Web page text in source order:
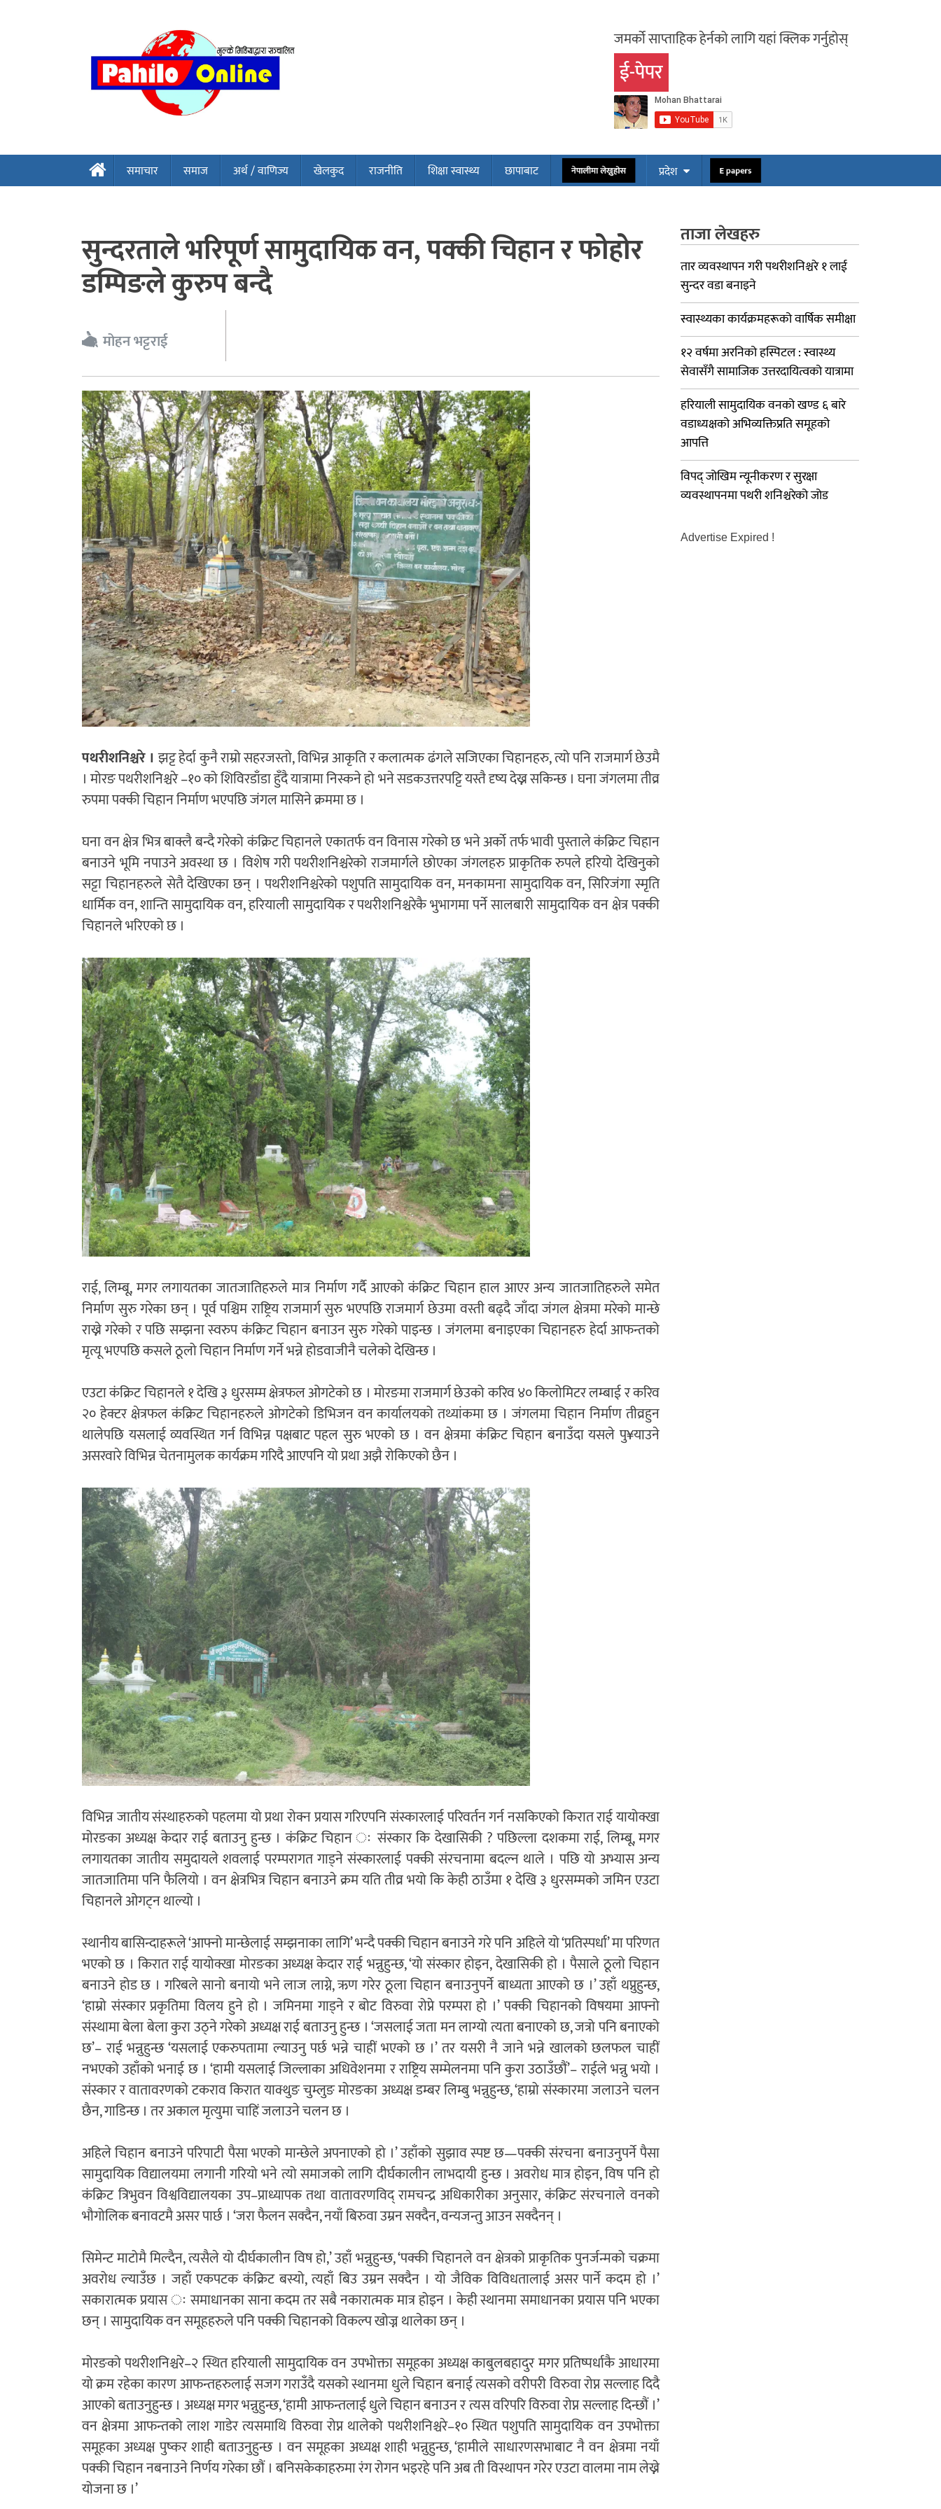
जमर्को साप्ताहिक हेर्नको लागि यहां क्लिक गर्नुहोस्
ई-पेपर
समाचार समाज अर्थ / वाणिज्य खेलकुद राजनीति शिक्षा स्वास्थ्य छापाबाट नेपालीमा लेख्नुहोस प्रदेश E papers
सुन्दरताले भरिपूर्ण सामुदायिक वन, पक्की चिहान र फोहोर
डम्पिङले कुरुप बन्दै
मोहन भट्टराई
पथरीशनिश्चरे । झट्ट हेर्दा कुनै राम्रो सहरजस्तो, विभिन्न आकृति र कलात्मक ढंगले सजिएका चिहानहरु, त्यो पनि राजमार्ग छेउमै
। मोरङ पथरीशनिश्चरे –१० को शिविरडाँडा हुँदै यात्रामा निस्कने हो भने सडकउत्तरपट्टि यस्तै दृष्य देख्न सकिन्छ । घना जंगलमा तीव्र
रुपमा पक्की चिहान निर्माण भएपछि जंगल मासिने क्रममा छ ।
घना वन क्षेत्र भित्र बाक्लै बन्दै गरेको कंक्रिट चिहानले एकातर्फ वन विनास गरेको छ भने अर्को तर्फ भावी पुस्ताले कंक्रिट चिहान
बनाउने भूमि नपाउने अवस्था छ । विशेष गरी पथरीशनिश्चरेको राजमार्गले छोएका जंगलहरु प्राकृतिक रुपले हरियो देखिनुको
सट्टा चिहानहरुले सेतै देखिएका छन् । पथरीशनिश्चरेको पशुपति सामुदायिक वन, मनकामना सामुदायिक वन, सिरिजंगा स्मृति
धार्मिक वन, शान्ति सामुदायिक वन, हरियाली सामुदायिक र पथरीशनिश्चरेकै भुभागमा पर्ने सालबारी सामुदायिक वन क्षेत्र पक्की
चिहानले भरिएको छ ।
राई, लिम्बू, मगर लगायतका जातजातिहरुले मात्र निर्माण गर्दै आएको कंक्रिट चिहान हाल आएर अन्य जातजातिहरुले समेत
निर्माण सुरु गरेका छन् । पूर्व पश्चिम राष्ट्रिय राजमार्ग सुरु भएपछि राजमार्ग छेउमा वस्ती बढ्दै जाँदा जंगल क्षेत्रमा मरेको मान्छे
राख्ने गरेको र पछि सम्झना स्वरुप कंक्रिट चिहान बनाउन सुरु गरेको पाइन्छ । जंगलमा बनाइएका चिहानहरु हेर्दा आफन्तको
मृत्यू भएपछि कसले ठूलो चिहान निर्माण गर्ने भन्ने होडवाजीनै चलेको देखिन्छ ।
एउटा कंक्रिट चिहानले १ देखि ३ धुरसम्म क्षेत्रफल ओगटेको छ । मोरङमा राजमार्ग छेउको करिव ४० किलोमिटर लम्बाई र करिव
२० हेक्टर क्षेत्रफल कंक्रिट चिहानहरुले ओगटेको डिभिजन वन कार्यालयको तथ्यांकमा छ । जंगलमा चिहान निर्माण तीव्रहुन
थालेपछि यसलाई व्यवस्थित गर्न विभिन्न पक्षबाट पहल सुरु भएको छ । वन क्षेत्रमा कंक्रिट चिहान बनाउँदा यसले पु¥याउने
असरवारे विभिन्न चेतनामुलक कार्यक्रम गरिदै आएपनि यो प्रथा अझै रोकिएको छैन ।
विभिन्न जातीय संस्थाहरुको पहलमा यो प्रथा रोक्न प्रयास गरिएपनि संस्कारलाई परिवर्तन गर्न नसकिएको किरात राई यायोक्खा
मोरङका अध्यक्ष केदार राई बताउनु हुन्छ । कंक्रिट चिहान ः संस्कार कि देखासिकी ? पछिल्ला दशकमा राई, लिम्बू, मगर
लगायतका जातीय समुदायले शवलाई परम्परागत गाड्ने संस्कारलाई पक्की संरचनामा बदल्न थाले । पछि यो अभ्यास अन्य
जातजातिमा पनि फैलियो । वन क्षेत्रभित्र चिहान बनाउने क्रम यति तीव्र भयो कि केही ठाउँमा १ देखि ३ धुरसम्मको जमिन एउटा
चिहानले ओगट्न थाल्यो ।
स्थानीय बासिन्दाहरूले ‘आफ्नो मान्छेलाई सम्झनाका लागि’ भन्दै पक्की चिहान बनाउने गरे पनि अहिले यो ‘प्रतिस्पर्धा’ मा परिणत
भएको छ । किरात राई यायोक्खा मोरङका अध्यक्ष केदार राई भन्नुहुन्छ, ‘यो संस्कार होइन, देखासिकी हो । पैसाले ठूलो चिहान
बनाउने होड छ । गरिबले सानो बनायो भने लाज लाग्ने, ऋण गरेर ठूला चिहान बनाउनुपर्ने बाध्यता आएको छ ।’ उहाँ थप्नुहुन्छ,
‘हाम्रो संस्कार प्रकृतिमा विलय हुने हो । जमिनमा गाड्ने र बोट विरुवा रोप्ने परम्परा हो ।’ पक्की चिहानको विषयमा आफ्नो
संस्थामा बेला बेला कुरा उठ्ने गरेको अध्यक्ष राई बताउनु हुन्छ । ‘जसलाई जता मन लाग्यो त्यता बनाएको छ, जत्रो पनि बनाएको
छ’– राई भन्नुहुन्छ ‘यसलाई एकरुपतामा ल्याउनु पर्छ भन्ने चाहीं भएको छ ।’ तर यसरी नै जाने भन्ने खालको छलफल चाहीं
नभएको उहाँको भनाई छ । ‘हामी यसलाई जिल्लाका अधिवेशनमा र राष्ट्रिय सम्मेलनमा पनि कुरा उठाउँछौं’– राईले भन्नु भयो ।
संस्कार र वातावरणको टकराव किरात याक्थुङ चुम्लुङ मोरङका अध्यक्ष डम्बर लिम्बु भन्नुहुन्छ, ‘हाम्रो संस्कारमा जलाउने चलन
छैन, गाडिन्छ । तर अकाल मृत्युमा चाहिं जलाउने चलन छ ।
अहिले चिहान बनाउने परिपाटी पैसा भएको मान्छेले अपनाएको हो ।’ उहाँको सुझाव स्पष्ट छ—पक्की संरचना बनाउनुपर्ने पैसा
सामुदायिक विद्यालयमा लगानी गरियो भने त्यो समाजको लागि दीर्घकालीन लाभदायी हुन्छ । अवरोध मात्र होइन, विष पनि हो
कंक्रिट त्रिभुवन विश्वविद्यालयका उप–प्राध्यापक तथा वातावरणविद् रामचन्द्र अधिकारीका अनुसार, कंक्रिट संरचनाले वनको
भौगोलिक बनावटमै असर पार्छ । ‘जरा फैलन सक्दैन, नयाँ बिरुवा उम्रन सक्दैन, वन्यजन्तु आउन सक्दैनन् ।
सिमेन्ट माटोमै मिल्दैन, त्यसैले यो दीर्घकालीन विष हो,’ उहाँ भन्नुहुन्छ, ‘पक्की चिहानले वन क्षेत्रको प्राकृतिक पुनर्जन्मको चक्रमा
अवरोध ल्याउँछ । जहाँ एकपटक कंक्रिट बस्यो, त्यहाँ बिउ उम्रन सक्दैन । यो जैविक विविधतालाई असर पार्ने कदम हो ।’
सकारात्मक प्रयास ः समाधानका साना कदम तर सबै नकारात्मक मात्र होइन । केही स्थानमा समाधानका प्रयास पनि भएका
छन् । सामुदायिक वन समूहहरुले पनि पक्की चिहानको विकल्प खोज्न थालेका छन् ।
मोरङको पथरीशनिश्चरे–२ स्थित हरियाली सामुदायिक वन उपभोक्ता समूहका अध्यक्ष काबुलबहादुर मगर प्रतिष्पर्धाकै आधारमा
यो क्रम रहेका कारण आफन्तहरुलाई सजग गराउँदै यसको स्थानमा धुले चिहान बनाई त्यसको वरीपरी विरुवा रोप्न सल्लाह दिदै
आएको बताउनुहुन्छ । अध्यक्ष मगर भन्नुहुन्छ, ‘हामी आफन्तलाई धुले चिहान बनाउन र त्यस वरिपरि विरुवा रोप्न सल्लाह दिन्छौं ।’
वन क्षेत्रमा आफन्तको लाश गाडेर त्यसमाथि विरुवा रोप्न थालेको पथरीशनिश्चरे–१० स्थित पशुपति सामुदायिक वन उपभोक्ता
समूहका अध्यक्ष पुष्कर शाही बताउनुहुन्छ । वन समूहका अध्यक्ष शाही भन्नुहुन्छ, ‘हामीले साधारणसभाबाट नै वन क्षेत्रमा नयाँ
पक्की चिहान नबनाउने निर्णय गरेका छौं । बनिसकेकाहरुमा रंग रोगन भइरहे पनि अब ती विस्थापन गरेर एउटा वालमा नाम लेख्ने
योजना छ ।’
ताजा लेखहरु
तार व्यवस्थापन गरी पथरीशनिश्चरे १ लाई
सुन्दर वडा बनाइने
स्वास्थ्यका कार्यक्रमहरूको वार्षिक समीक्षा
१२ वर्षमा अरनिको हस्पिटल : स्वास्थ्य
सेवासँगै सामाजिक उत्तरदायित्वको यात्रामा
हरियाली सामुदायिक वनको खण्ड ६ बारे
वडाध्यक्षको अभिव्यक्तिप्रति समूहको
आपत्ति
विपद् जोखिम न्यूनीकरण र सुरक्षा
व्यवस्थापनमा पथरी शनिश्चरेको जोड
Advertise Expired !